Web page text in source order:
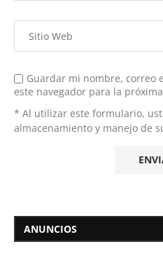
Guardar mi nombre, correo
este navegador para la
* Al utilizar este formulario,
almacenamiento y manejo de
ANUNCIOS